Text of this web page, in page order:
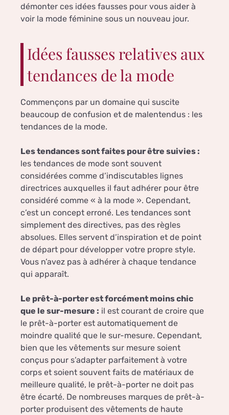
démonter ces idées fausses pour vous aider à
voir la mode féminine sous un nouveau jour.
Idées fausses relatives aux
tendances de la mode
Commençons par un domaine qui suscite
beaucoup de confusion et de malentendus : les
tendances de la mode.
Les tendances sont faites pour être suivies :
les tendances de mode sont souvent
considérées comme d’indiscutables lignes
directrices auxquelles il faut adhérer pour être
considéré comme « à la mode ». Cependant,
c’est un concept erroné. Les tendances sont
simplement des directives, pas des règles
absolues. Elles servent d’inspiration et de point
de départ pour développer votre propre style.
Vous n’avez pas à adhérer à chaque tendance
qui apparaît.
Le prêt-à-porter est forcément moins chic
que le sur-mesure : il est courant de croire que
le prêt-à-porter est automatiquement de
moindre qualité que le sur-mesure. Cependant,
bien que les vêtements sur mesure soient
conçus pour s’adapter parfaitement à votre
corps et soient souvent faits de matériaux de
meilleure qualité, le prêt-à-porter ne doit pas
être écarté. De nombreuses marques de prêt-à-
porter produisent des vêtements de haute